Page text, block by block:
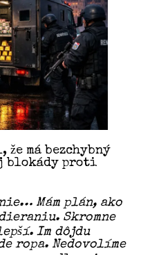
má bezchybný
blokády proti
Mám plán, ako
Skromne
Im dôjdu
ropa. Nedovolíme